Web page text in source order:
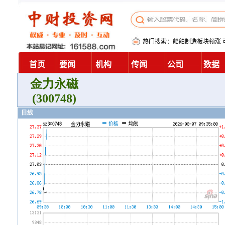
金力永磁
(300748)
日线